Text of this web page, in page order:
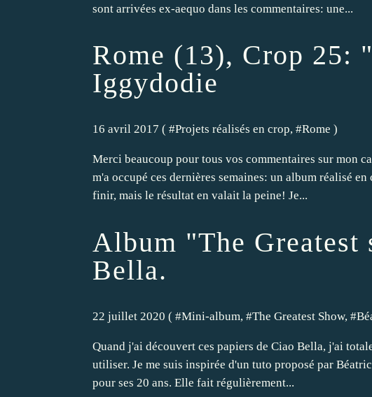
sont arrivées ex-aequo dans les commentaires: une...
Rome (13), Crop 25:
Iggydodie
16 avril 2017 ( #Projets réalisés en crop, #Rome )
Merci beaucoup pour tous vos commentaires sur mon
m'a occupé ces dernières semaines: un album réalisé
finir, mais le résultat en valait la peine! Je...
Album "The Greatest
Bella.
22 juillet 2020 ( #Mini-album, #The Greatest Show, #
Quand j'ai découvert ces papiers de Ciao Bella, j'ai
utiliser. Je me suis inspirée d'un tuto proposé par
pour ses 20 ans. Elle fait régulièrement...